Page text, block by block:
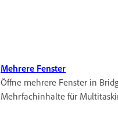
Mehrere Fenster
Öffne mehrere Fenster in
Mehrfachinhalte für